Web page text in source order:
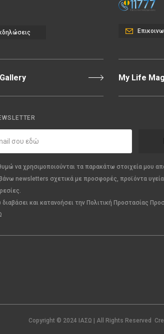
My Life
να χρησιμοποιούνται τα παρακάτω στοιχεία μου
newsletters σχετικά με προσφορές, προϊόντα
και κατανοήσει την Πολιτική Προστασίας
Copyright © 2024 ΙΑΣΩ | All Rights Reserved